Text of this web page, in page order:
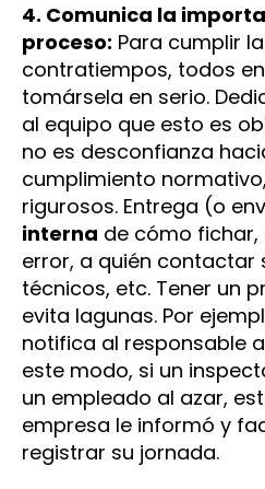
4. Comunica la
proceso: Para cumplir
contratiempos, todos
tomársela en serio.
al equipo que esto es
no es desconfianza
cumplimiento
rigurosos. Entrega (o
interna de cómo fichar,
error, a quién contactar
técnicos, etc. Tener un
evita lagunas. Por
notifica al responsable
este modo, si un
un empleado al azar,
empresa le informó y
registrar su jornada.